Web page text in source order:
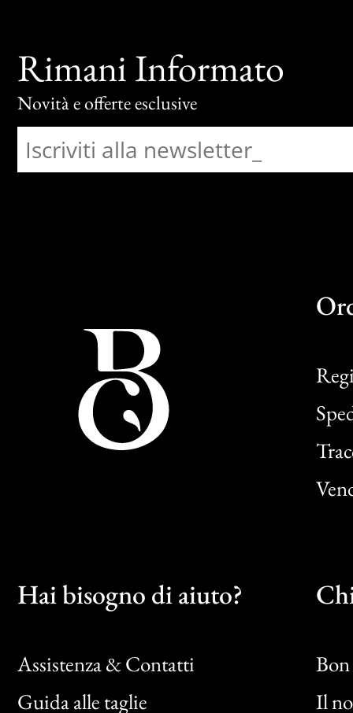
Rimani Informato
Novità e offerte esclusive
Hai bisogno di aiuto?
Assistenza & Contatti
Guida alle taglie
Il